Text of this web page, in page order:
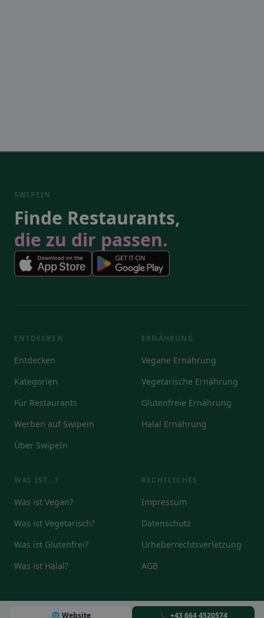
🌐 Website 📞 +43 664 4520574
SWIPEIN
Finde Restaurants,
die zu dir passen.
ENTDECKEN
Entdecken
Kategorien
Für Restaurants
Werben auf Swipein
Über SwipeIn
ERNÄHRUNG
Vegane Ernährung
Vegetarische Ernährung
Glutenfreie Ernährung
Halal Ernährung
WAS IST...?
Was ist Vegan?
Was ist Vegetarisch?
Was ist Glutenfrei?
Was ist Halal?
RECHTLICHES
Impressum
Datenschutz
Urheberrechtsverletzung
AGB